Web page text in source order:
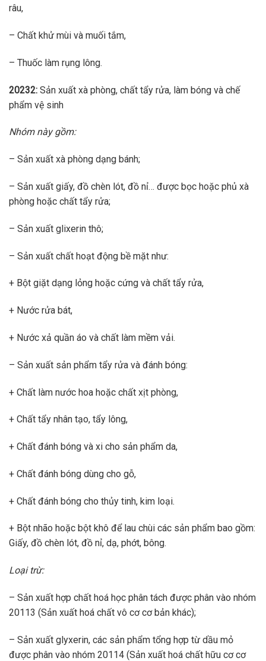
râu,
– Chất khử mùi và muối tắm,
– Thuốc làm rụng lông.
20232: Sản xuất xà phòng, chất tẩy rửa, làm bóng và chế
phẩm vệ sinh
Nhóm này gồm:
– Sản xuất xà phòng dạng bánh;
– Sản xuất giấy, đồ chèn lót, đồ nỉ… được bọc hoặc phủ xà
phòng hoặc chất tẩy rửa;
– Sản xuất glixerin thô;
– Sản xuất chất hoạt động bề mặt như:
+ Bột giặt dạng lỏng hoặc cứng và chất tẩy rửa,
+ Nước rửa bát,
+ Nước xả quần áo và chất làm mềm vải.
– Sản xuất sản phẩm tẩy rửa và đánh bóng:
+ Chất làm nước hoa hoặc chất xịt phòng,
+ Chất tẩy nhân tạo, tẩy lông,
+ Chất đánh bóng và xi cho sản phẩm da,
+ Chất đánh bóng dùng cho gỗ,
+ Chất đánh bóng cho thủy tinh, kim loại.
+ Bột nhão hoặc bột khô để lau chùi các sản phẩm bao gồm:
Giấy, đồ chèn lót, đồ nỉ, dạ, phớt, bông.
Loại trừ:
– Sản xuất hợp chất hoá học phân tách được phân vào nhóm
20113 (Sản xuất hoá chất vô cơ cơ bản khác);
– Sản xuất glyxerin, các sản phẩm tổng hợp từ dầu mỏ
được phân vào nhóm 20114 (Sản xuất hoá chất hữu cơ cơ